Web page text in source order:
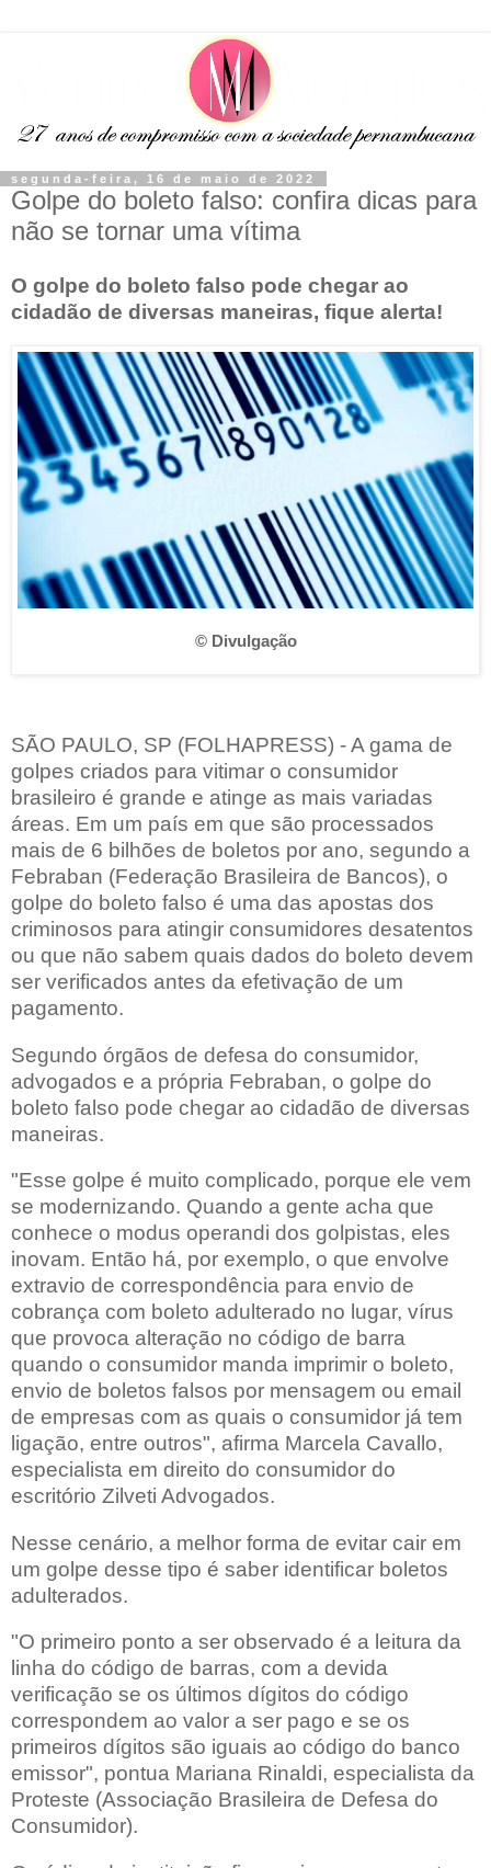
segunda-feira, 16 de maio de 2022
Golpe do boleto falso: confira dicas para
não se tornar uma vítima
O golpe do boleto falso pode chegar ao
cidadão de diversas maneiras, fique alerta!
© Divulgação
SÃO PAULO, SP (FOLHAPRESS) - A gama de
golpes criados para vitimar o consumidor
brasileiro é grande e atinge as mais variadas
áreas. Em um país em que são processados
mais de 6 bilhões de boletos por ano, segundo a
Febraban (Federação Brasileira de Bancos), o
golpe do boleto falso é uma das apostas dos
criminosos para atingir consumidores desatentos
ou que não sabem quais dados do boleto devem
ser verificados antes da efetivação de um
pagamento.
Segundo órgãos de defesa do consumidor,
advogados e a própria Febraban, o golpe do
boleto falso pode chegar ao cidadão de diversas
maneiras.
"Esse golpe é muito complicado, porque ele vem
se modernizando. Quando a gente acha que
conhece o modus operandi dos golpistas, eles
inovam. Então há, por exemplo, o que envolve
extravio de correspondência para envio de
cobrança com boleto adulterado no lugar, vírus
que provoca alteração no código de barra
quando o consumidor manda imprimir o boleto,
envio de boletos falsos por mensagem ou email
de empresas com as quais o consumidor já tem
ligação, entre outros", afirma Marcela Cavallo,
especialista em direito do consumidor do
escritório Zilveti Advogados.
Nesse cenário, a melhor forma de evitar cair em
um golpe desse tipo é saber identificar boletos
adulterados.
"O primeiro ponto a ser observado é a leitura da
linha do código de barras, com a devida
verificação se os últimos dígitos do código
correspondem ao valor a ser pago e se os
primeiros dígitos são iguais ao código do banco
emissor", pontua Mariana Rinaldi, especialista da
Proteste (Associação Brasileira de Defesa do
Consumidor).